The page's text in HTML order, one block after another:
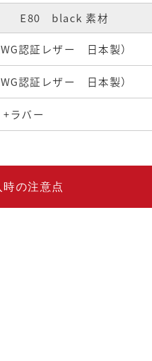
E80 black 素材
認証レザー 日本製）
認証レザー 日本製）
+ラバー
の注意点